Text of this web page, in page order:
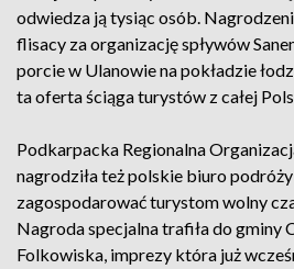
odwiedza ją tysiąc osób.
flisacy za organizację spływów
porcie w Ulanowie na pokładzie
ta oferta ściąga turystów z całej
Podkarpacka Regionalna
nagrodziła też polskie biuro
zagospodarować turystom wolny
Nagroda specjalna trafiła do gminy
Folkowiska, imprezy która już